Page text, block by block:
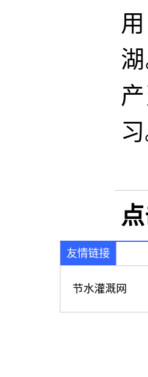
习
友情链接
节水灌溉网